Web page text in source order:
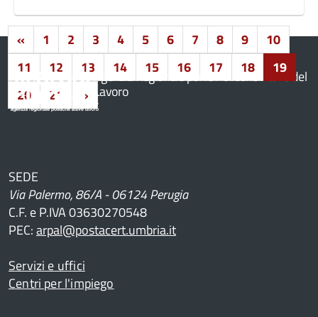
« 1 2 3 4 5 6 7 8 9
10
11
12 13 14 15 16 17 18
19
20
21 »
Agenzia Regionale per le Politiche Attive del
Lavoro
SEDE
Via Palermo, 86/A - 06124 Perugia
C.F. e P.IVA 03630270548
PEC:arpal@postacert.umbria.it
Servizi e uffici
Centri per l'impiego